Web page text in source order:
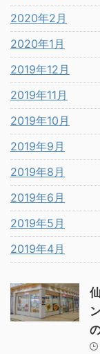
2020年2月
2020年1月
2019年12月
2019年11月
2019年10月
2019年9月
2019年8月
2019年6月
2019年5月
2019年4月